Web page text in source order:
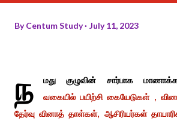
ByCentum Study July 11, 2023
ந
மது குழுவின் சார்பாக
வகையில் பயிற்சி கையேடுகள் ,
தேர்வு வினாத் தாள்கள், ஆசிரியர்கள்